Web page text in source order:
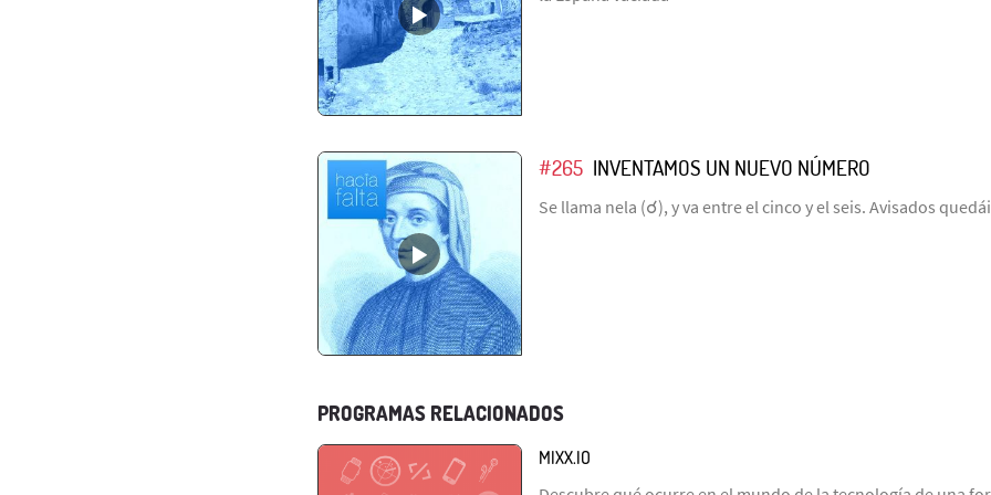
#265 INVENTAMOS UN NUEVO NÚMERO
Se llama nela (☌), y va entre el cinco y el seis. Avisados
PROGRAMAS RELACIONADOS
MIXX.IO